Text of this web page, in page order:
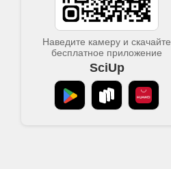
Наведите камеру и скачайте
бесплатное приложение
SciUp